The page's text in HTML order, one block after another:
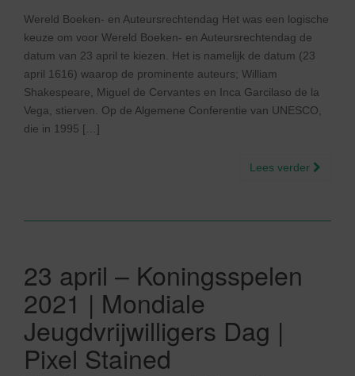
Wereld Boeken- en Auteursrechtendag Het was een logische
keuze om voor Wereld Boeken- en Auteursrechtendag de
datum van 23 april te kiezen. Het is namelijk de datum (23
april 1616) waarop de prominente auteurs; William
Shakespeare, Miguel de Cervantes en Inca Garcilaso de la
Vega, stierven. Op de Algemene Conferentie van UNESCO,
die in 1995 […]
Lees verder
23 april – Koningsspelen
2021 | Mondiale
Jeugdvrijwilligers Dag |
Pixel Stained